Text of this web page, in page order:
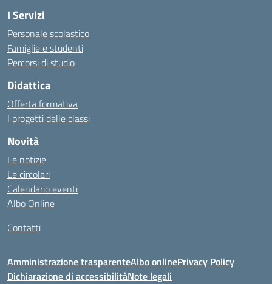
I Servizi
Personale scolastico
Famiglie e studenti
Percorsi di studio
Didattica
Offerta formativa
I progetti delle classi
Novità
Le notizie
Le circolari
Calendario eventi
Albo Online
Contatti
Amministrazione trasparenteAlbo onlinePrivacy Policy
Dichiarazione di accessibilitàNote legali